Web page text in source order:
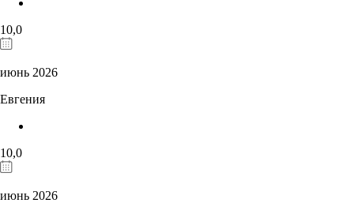
10,0
июнь 2026
Евгения
10,0
июнь 2026